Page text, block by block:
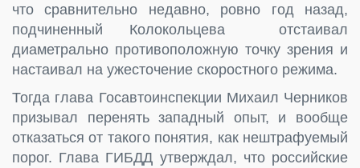
что сравнительно недавно, ровно год назад,
подчиненный Колокольцева отстаивал
диаметрально противоположную точку зрения и
настаивал на ужесточение скоростного режима.
Тогда глава Госавтоинспекции Михаил Черников
призывал перенять западный опыт, и вообще
отказаться от такого понятия, как нештрафуемый
порог. Глава ГИБДД утверждал, что российские